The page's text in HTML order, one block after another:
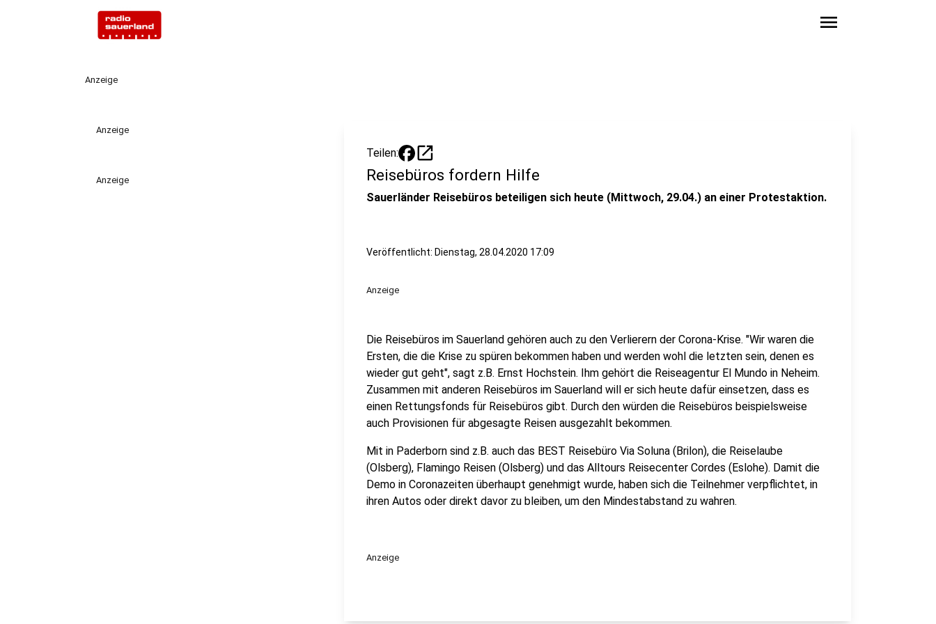
menu
Anzeige
Anzeige
Anzeige
Teilen: open_in_new
Reisebüros fordern Hilfe
Sauerländer Reisebüros beteiligen sich heute (Mittwoch, 29.04.) an einer Protestaktion.
Veröffentlicht: Dienstag, 28.04.2020 17:09
Anzeige
Die Reisebüros im Sauerland gehören auch zu den Verlierern der Corona-Krise. "Wir waren die
Ersten, die die Krise zu spüren bekommen haben und werden wohl die letzten sein, denen es
wieder gut geht", sagt z.B. Ernst Hochstein. Ihm gehört die Reiseagentur El Mundo in Neheim.
Zusammen mit anderen Reisebüros im Sauerland will er sich heute dafür einsetzen, dass es
einen Rettungsfonds für Reisebüros gibt. Durch den würden die Reisebüros beispielsweise
auch Provisionen für abgesagte Reisen ausgezahlt bekommen.
Mit in Paderborn sind z.B. auch das BEST Reisebüro Via Soluna (Brilon), die Reiselaube
(Olsberg), Flamingo Reisen (Olsberg) und das Alltours Reisecenter Cordes (Eslohe). Damit die
Demo in Coronazeiten überhaupt genehmigt wurde, haben sich die Teilnehmer verpflichtet, in
ihren Autos oder direkt davor zu bleiben, um den Mindestabstand zu wahren.
Anzeige